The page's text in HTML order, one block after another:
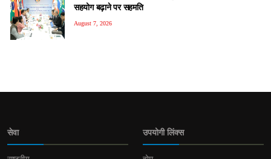
सहयोग बढ़ाने पर सहमति
August 7, 2026
सेवा उपयोगी लिंक्स